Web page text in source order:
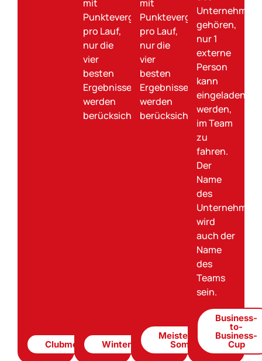
Clubmeisterschaft
mit
Punktevergabe
pro Lauf,
nur die
vier
besten
Ergebnisse
werden
berücksichtigt.
Wintermeisterschaft
mit
Punktevergabe
pro Lauf,
nur die
vier
besten
Ergebnisse
werden
berücksichtigt.
Meisterschaft
Sommer
Unternehmens
gehören,
nur 1
externe
Person
kann
eingeladen
werden,
im Team
zu
fahren.
Der
Name
des
Unternehmens
wird
auch der
Name
des
Teams
sein.
Business-
to-
Business-
Cup